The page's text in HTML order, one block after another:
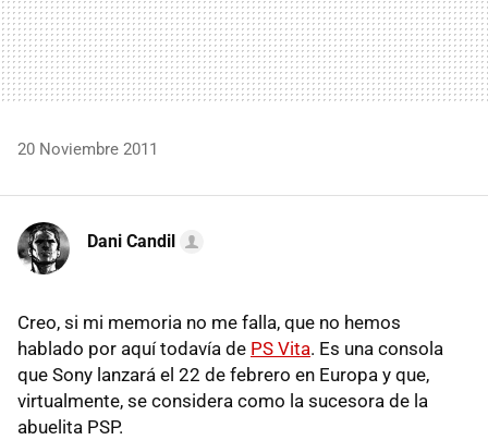
20 Noviembre 2011
Dani Candil
Creo, si mi memoria no me falla, que no hemos
hablado por aquí todavía de PS Vita. Es una consola
que Sony lanzará el 22 de febrero en Europa y que,
virtualmente, se considera como la sucesora de la
abuelita PSP.